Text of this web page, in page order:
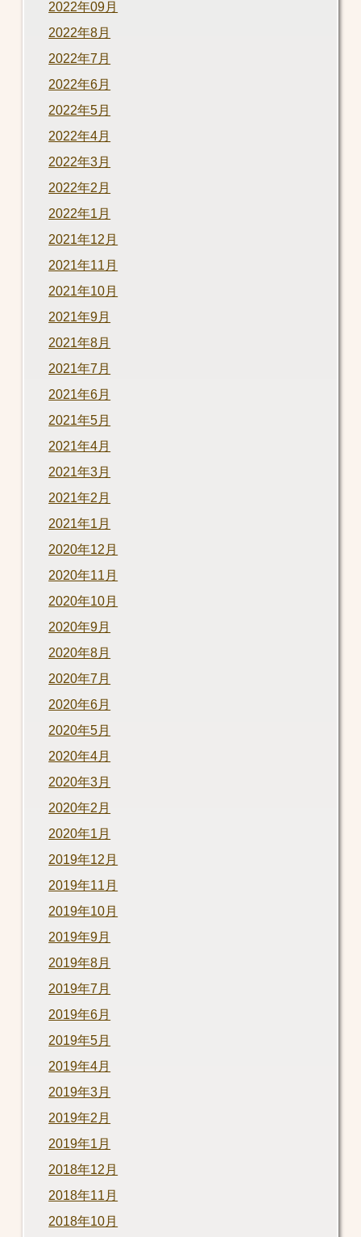
2022年09月
2022年8月
2022年7月
2022年6月
2022年5月
2022年4月
2022年3月
2022年2月
2022年1月
2021年12月
2021年11月
2021年10月
2021年9月
2021年8月
2021年7月
2021年6月
2021年5月
2021年4月
2021年3月
2021年2月
2021年1月
2020年12月
2020年11月
2020年10月
2020年9月
2020年8月
2020年7月
2020年6月
2020年5月
2020年4月
2020年3月
2020年2月
2020年1月
2019年12月
2019年11月
2019年10月
2019年9月
2019年8月
2019年7月
2019年6月
2019年5月
2019年4月
2019年3月
2019年2月
2019年1月
2018年12月
2018年11月
2018年10月